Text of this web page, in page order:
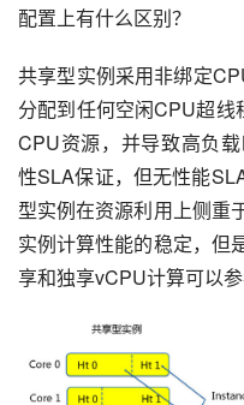
配置上有什么区别？
共享型实例采用非绑定
分配到任何空闲CPU超
CPU资源，并导致高负
性SLA保证，但无性能
型实例在资源利用上侧重
实例计算性能的稳定，但
享和独享vCPU计算可以参